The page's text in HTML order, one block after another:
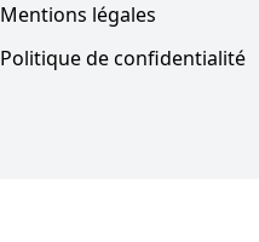
Mentions légales
Politique de confidentialité